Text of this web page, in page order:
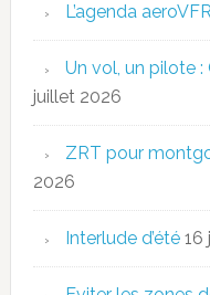
L’agenda
Un vol, un pilote
juillet 2026
ZRT pour
2026
Interlude d’été 16